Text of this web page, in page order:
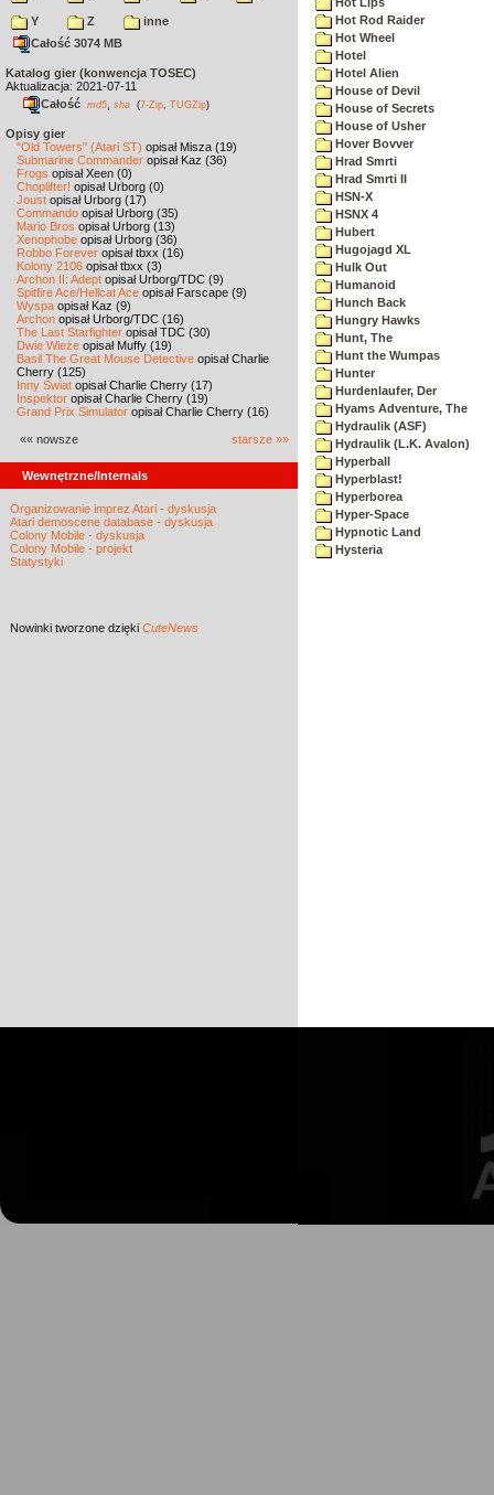
Y
Z
inne
Całość 3074 MB
Katalog gier (konwencja TOSEC)
Aktualizacja: 2021-07-11
Całość md5 sha (7-Zip TUGZip)
Opisy gier
"Old Towers" (Atari ST) opisał Misza (19)
Submarine Commander opisał Kaz (36)
Frogs opisał Xeen (0)
Choplifter! opisał Urborg (0)
Joust opisał Urborg (17)
Commando opisał Urborg (35)
Mario Bros opisał Urborg (13)
Xenophobe opisał Urborg (36)
Robbo Forever opisał tbxx (16)
Kolony 2106 opisał tbxx (3)
Archon II: Adept opisał Urborg/TDC (9)
Spitfire Ace/Hellcat Ace opisał Farscape (9)
Wyspa opisał Kaz (9)
Archon opisał Urborg/TDC (16)
The Last Starfighter opisał TDC (30)
Dwie Wieże opisał Muffy (19)
Basil The Great Mouse Detective opisał Charlie
Cherry (125)
Inny Świat opisał Charlie Cherry (17)
Inspektor opisał Charlie Cherry (19)
Grand Prix Simulator opisał Charlie Cherry (16)
«« nowsze starsze »»
Wewnętrzne/Internals
Organizowanie imprez Atari - dyskusja
Atari demoscene database - dyskusja
Colony Mobile - dyskusja
Colony Mobile - projekt
Statystyki
Nowinki tworzone dzięki CuteNews
Hot Rod Raider
Hot Wheel
Hotel
Hotel Alien
House of Devil
House of Secrets
House of Usher
Hover Bovver
Hrad Smrti
Hrad Smrti II
HSN-X
HSNX 4
Hubert
Hugojagd XL
Hulk Out
Humanoid
Hunch Back
Hungry Hawks
Hunt, The
Hunt the Wumpas
Hunter
Hurdenlaufer, Der
Hyams Adventure, The
Hydraulik (ASF)
Hydraulik (L.K. Avalon)
Hyperball
Hyperblast!
Hyperborea
Hyper-Space
Hypnotic Land
Hysteria